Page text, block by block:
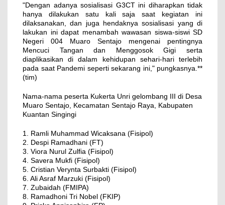
"Dengan adanya sosialisasi G3CT ini diharapkan tidak
hanya dilakukan satu kali saja saat kegiatan ini
dilaksanakan, dan juga hendaknya sosialisasi yang di
lakukan ini dapat menambah wawasan siswa-siswi SD
Negeri 004 Muaro Sentajo mengenai pentingnya
Mencuci Tangan dan Menggosok Gigi serta
diaplikasikan di dalam kehidupan sehari-hari terlebih
pada saat Pandemi seperti sekarang ini," pungkasnya.**
(tim)
Nama-nama peserta Kukerta Unri gelombang III di Desa
Muaro Sentajo, Kecamatan Sentajo Raya, Kabupaten
Kuantan Singingi
1. Ramli Muhammad Wicaksana (Fisipol)
2. Despi Ramadhani (FT)
3. Viora Nurul Zulfia (Fisipol)
4. Savera Mukfi (Fisipol)
5. Cristian Verynta Surbakti (Fisipol)
6. Ali Asraf Marzuki (Fisipol)
7. Zubaidah (FMIPA)
8. Ramadhoni Tri Nobel (FKIP)